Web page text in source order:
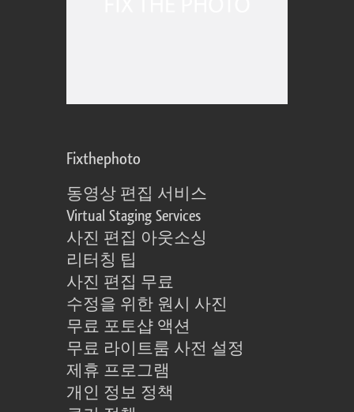
Fixthephoto
동영상 편집 서비스
Virtual Staging Services
사진 편집 아웃소싱
리터칭 팁
사진 편집 무료
수정을 위한 원시 사진
무료 포토샵 액션
무료 라이트룸 사전 설정
제휴 프로그램
개인 정보 정책